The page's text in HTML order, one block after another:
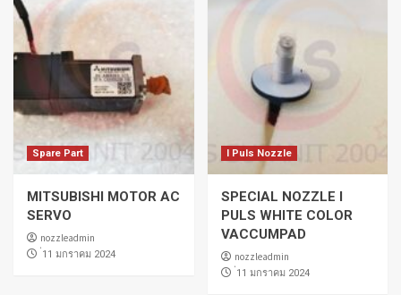
Spare Part
MITSUBISHI MOTOR AC
SERVO
nozzleadmin
่11 มกราคม 2024
I Puls Nozzle
SPECIAL NOZZLE I
PULS WHITE COLOR
VACCUMPAD
nozzleadmin
่11 มกราคม 2024